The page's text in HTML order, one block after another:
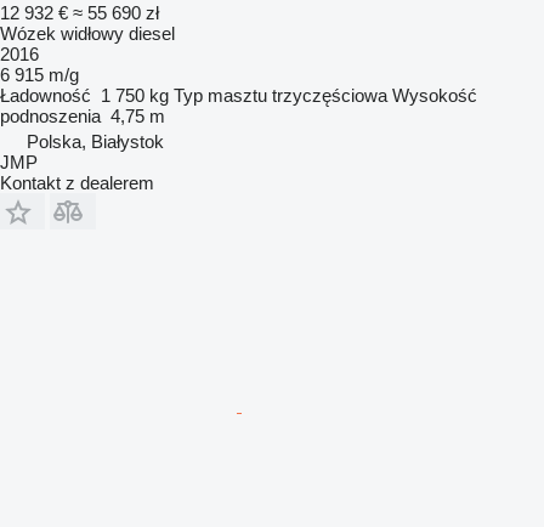
12 932 € ≈ 55 690 zł
Wózek widłowy diesel
2016
6 915 m/g
Ładowność 1 750 kg Typ masztu trzyczęściowa Wysokość
podnoszenia 4,75 m
Polska, Białystok
JMP
Kontakt z dealerem